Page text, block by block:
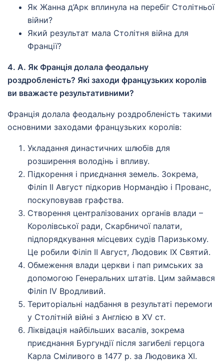
Як Жанна д’Арк вплинула на перебіг Столітньої
війни?
Який результат мала Столітня війна для
Франції?
4. А. Як Франція долала феодальну
роздробленість? Які заходи французьких королів
ви вважаєте результативними?
Франція долала феодальну роздробленість такими
основними заходами французьких королів:
Укладання династичних шлюбів для
розширення володінь і впливу.
Підкорення і приєднання земель. Зокрема,
Філіп ІІ Август підкорив Нормандію і Прованс,
поскуповував графства.
Створення централізованих органів влади –
Королівської ради, Скарбничої палати,
підпорядкування місцевих судів Паризькому.
Це робили Філіп ІІ Август, Людовик ІХ Святий.
Обмеження влади церкви і пап римських за
допомогою Генеральних штатів. Цим займався
Філіп IV Вродливий.
Територіальні надбання в результаті перемоги
у Столітній війні з Англією в XV ст.
Ліквідація найбільших васалів, зокрема
приєднання Бургундії після загибелі герцога
Карла Сміливого в 1477 р. за Людовика XI.